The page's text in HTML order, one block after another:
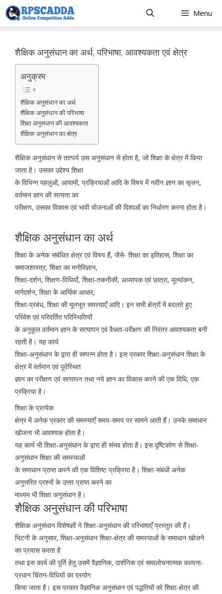
Skip
to
Menu
शैक्षिक अनुसंधान का अर्थ, परिभाषा, आवश्यकता एवं क्षेत्र
अनुक्रम
शैक्षिक अनुसंधान का अर्थ
शैक्षिक अनुसंधान की परिभाषा
शिक्षा अनुसंधान की आवश्यकता
शैक्षिक अनुसंधान का क्षेत्र
शैक्षिक अनुसंधान से तात्पर्य उस अनुसंधान से होता है, जो शिक्षा के क्षेत्र में किया
जाता है। उसका उद्देश्य शिक्षा
के विभिन्न पहलुओं, आयामों, प्रक्रियाओं आदि के विषय में नवीन ज्ञान का सृजन,
वर्तमान ज्ञान की सत्यता का
परीक्षण, उसका विकास एवं भावी योजनाओं की दिशाओं का निर्धारण करना होता है।
शैक्षिक अनुसंधान का अर्थ
शिक्षा के अनेक संबंधित क्षेत्र एवं विषय हैं, जैसे- शिक्षा का इतिहास, शिक्षा का
समाजशास्त्र, शिक्षा का मनोविज्ञान,
शिक्षा-दर्शन, शिक्षण-विधियाँ, शिक्षा-तकनीकी, अध्यापक एवं छात्रा, मूल्यांकन,
मार्गदर्शन, शिक्षा के आर्थिक आधार,
शिक्षा-प्रबंध, शिक्षा की मूलभूत समस्याएँ आदि। इन सभी क्षेत्रों में बदलते हुए
परिवेश एवं परिवर्तित परिस्थितियों
के अनुकूल वर्तमान ज्ञान के सत्यापन एवं वैधता-परीक्षण की निरंतर आवश्यकता बनी
रहती है। यह कार्य
शिक्षा-अनुसंधान के द्वारा ही सम्पन्न होता है। इस प्रकार शिक्षा-अनुसंधान शिक्षा के
क्षेत्र में वर्तमान एवं पूर्वस्थित
ज्ञान का परीक्षण एवं सत्यापन तथा नये ज्ञान का विकास करने की एक विधि, एक
प्रक्रिया है।
शिक्षा के प्रत्येक
क्षेत्र में अनेक प्रकार की समस्याएँ समय-समय पर सामने आती हैं। उनके समाधान
खोजना भी आवश्यक होता है।
यह कार्य भी शिक्षा-अनुसंधान के द्वारा ही संभव होता है। इस दृष्टिकोण से शिक्षा-
अनुसंधान शिक्षा की समस्याओं
के समाधान प्राप्त करने की एक विशिष्ट प्रक्रिया है। शिक्षा-संबंधी अनेक
अनुत्तरित प्रश्नों के उत्तर प्राप्त करने का
माध्यम भी शिक्षा अनुसंधान है।
शैक्षिक अनुसंधान की परिभाषा
शैक्षिक अनुसंधान विशेषज्ञों ने शिक्षा-अनुसंधान की परिभाषाएँ प्रस्तुत की हैं।
भिटनी के अनुसार, शिक्षा-अनुसंधान शिक्षा-क्षेत्र की समस्याओं के समाधान खोजने
का प्रयास करता है
तथा इस कार्य की पूर्ति हेतु उसमें वैज्ञानिक, दार्शनिक एवं समालोचनात्मक कल्पना-
प्रधान चिंतन-विधियों का प्रयोग
किया जाता है। इस प्रकार वैज्ञानिक अनुसंधान एवं पद्धतियों को शिक्षा-क्षेत्र की